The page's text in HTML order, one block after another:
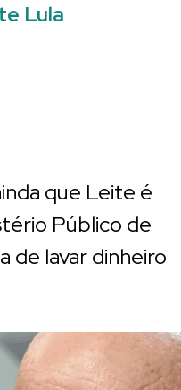
Lula
que Leite é
Público de
de lavar dinheiro